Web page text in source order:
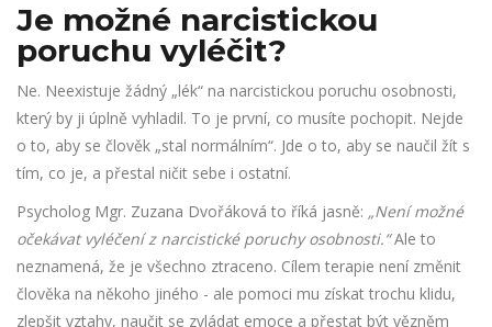
Je možné narcistickou
poruchu vyléčit?
Ne. Neexistuje žádný „lék“ na narcistickou poruchu osobnosti,
který by ji úplně vyhladil. To je první, co musíte pochopit. Nejde
o to, aby se člověk „stal normálním“. Jde o to, aby se naučil žít s
tím, co je, a přestal ničit sebe i ostatní.
Psycholog Mgr. Zuzana Dvořáková to říká jasně: „Není možné
očekávat vyléčení z narcistické poruchy osobnosti.“Ale to
neznamená, že je všechno ztraceno. Cílem terapie není změnit
člověka na někoho jiného - ale pomoci mu získat trochu klidu,
zlepšit vztahy, naučit se zvládat emoce a přestat být vězněm